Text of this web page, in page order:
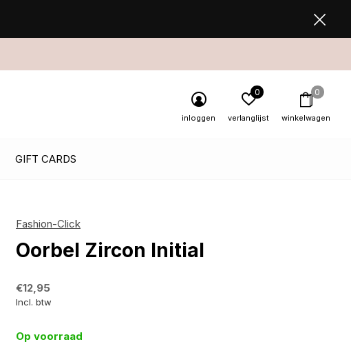
GIFT CARDS
inloggen verlanglijst
0
winkelwagen
0
Fashion-Click
Oorbel Zircon Initial
€12,95
Incl. btw
Op voorraad